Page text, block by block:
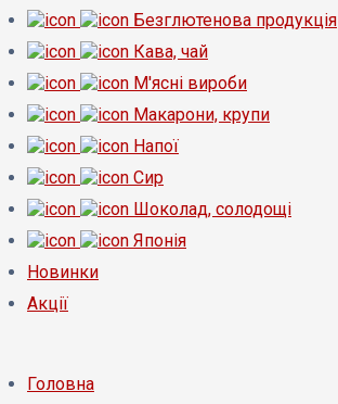
Безглютенова продукція
Кава, чай
М'ясні вироби
Макарони, крупи
Напої
Сир
Шоколад, солодощі
Японія
Новинки
Акції
Головна